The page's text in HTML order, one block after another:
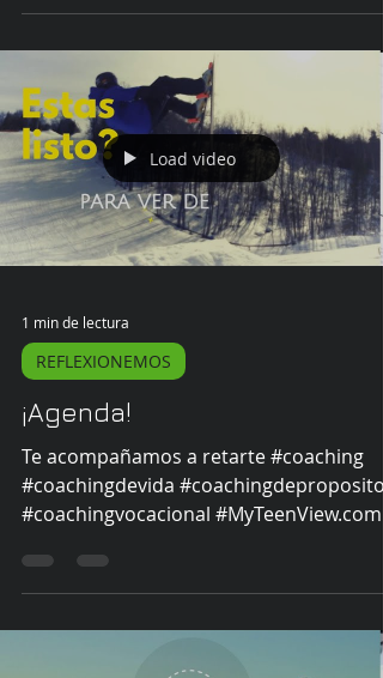
Load video
1 min de lectura
REFLEXIONEMOS
¡Agenda!
Te acompañamos a retarte #coaching
#coachingdevida #coachingdeproposito
#coachingvocacional #MyTeenView.com